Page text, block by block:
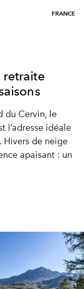
FRANCE
retraite
du Cervin, le
l’adresse idéale
Hivers de neige
apaisant : un